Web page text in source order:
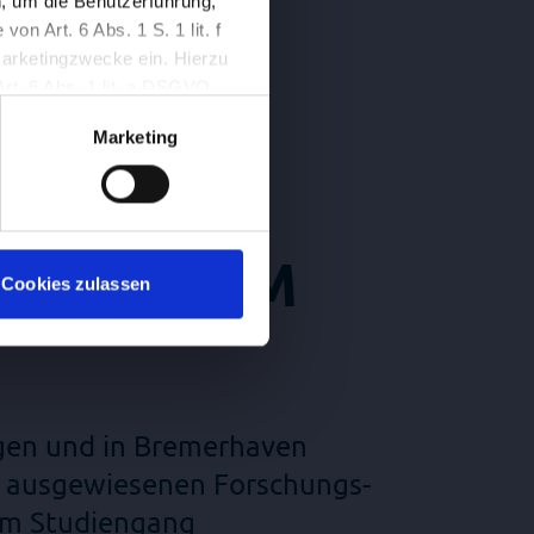
von Art. 6 Abs. 1 S. 1 lit. f
ein. Hierzu
mit Wirkung für die
Marketing
Cookies zulassen
AUF DEM
und in Bremerhaven
Forschungs-
Studiengang